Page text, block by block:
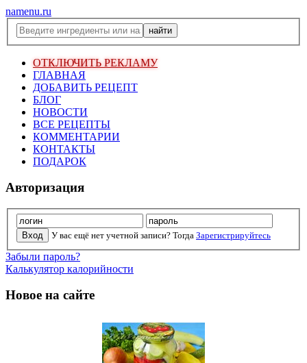
namenu.ru
ОТКЛЮЧИТЬ РЕКЛАМУ
ГЛАВНАЯ
ДОБАВИТЬ РЕЦЕПТ
БЛОГ
НОВОСТИ
ВСЕ РЕЦЕПТЫ
КОММЕНТАРИИ
КОНТАКТЫ
ПОДАРОК
Авторизация
У вас ещё нет учетной записи? Тогда Зарегистрируйтесь
Забыли пароль?
Калькулятор калорийности
Новое на сайте